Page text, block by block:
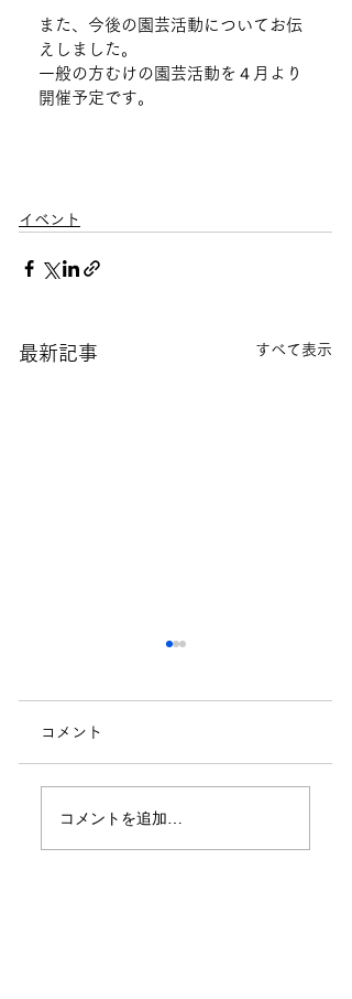
また、今後の園芸活動についてお伝
えしました。
一般の方むけの園芸活動を４月より
開催予定です。
イベント
最新記事 すべて表示
地域の方対象「地域
とつながる季節の園
コメント
コメントを追加…